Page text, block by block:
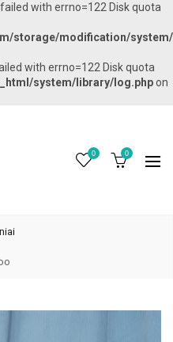
with errno=122 Disk quota
storage/modification/
with errno=122 Disk quota
system/library/log.phpon
0 0